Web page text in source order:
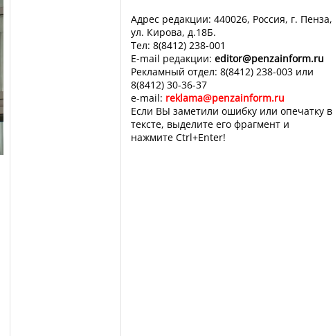
Адрес редакции: 440026, Россия, г. Пенза,
ул. Кирова, д.18Б.
Тел: 8(8412) 238-001
E-mail редакции: editor@penzainform.ru
Рекламный отдел: 8(8412) 238-003 или
8(8412) 30-36-37
e-mail: reklama@penzainform.ru
Если ВЫ заметили ошибку или опечатку в
тексте, выделите его фрагмент и
нажмите Ctrl+Enter!